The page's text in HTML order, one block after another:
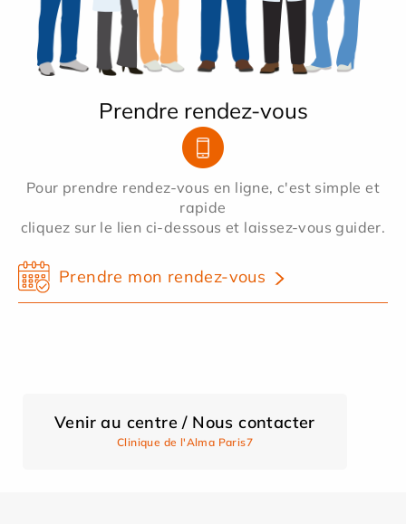
Prendre rendez-vous
Pour prendre rendez-vous en ligne, c'est simple et
rapide
cliquez sur le lien ci-dessous et laissez-vous guider.
Prendre mon rendez-vous
Venir au centre / Nous contacter
Clinique de l'Alma Paris7